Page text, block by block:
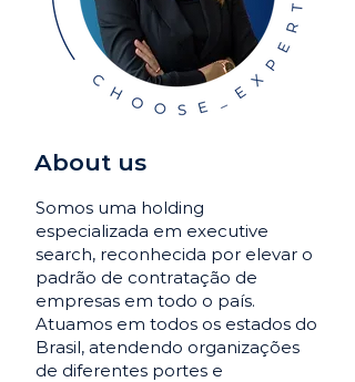
About us
Somos uma holding
especializada em executive
search, reconhecida por elevar o
padrão de contratação de
empresas em todo o país.
Atuamos em todos os estados do
Brasil, atendendo organizações
de diferentes portes e